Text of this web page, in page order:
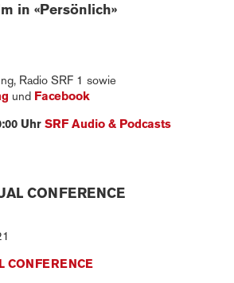
in «Persönlich»
Radio SRF 1 sowie
und Facebook
Uhr SRF Audio & Podcasts
CONFERENCE
CONFERENCE